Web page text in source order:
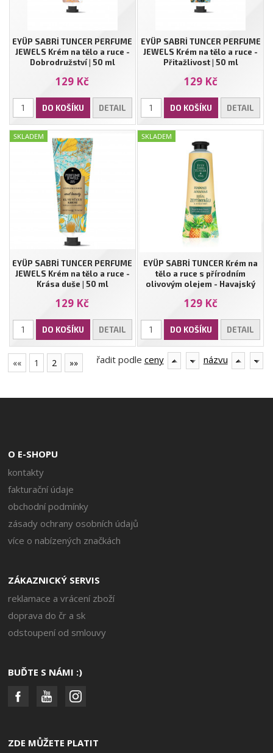
EYÜP SABRİ TUNCER PERFUME
JEWELS Krém na tělo a ruce -
Dobrodružství | 50 ml
129 Kč
DO KOŠÍKU DETAIL
EYÜP SABRİ TUNCER PERFUME
JEWELS Krém na tělo a ruce -
Přitažlivost | 50 ml
129 Kč
DO KOŠÍKU DETAIL
EYÜP SABRİ TUNCER PERFUME
JEWELS Krém na tělo a ruce -
Krása duše | 50 ml
129 Kč
DO KOŠÍKU DETAIL
SKLADEM
EYÜP SABRİ TUNCER Krém na
tělo a ruce s přírodním
olivovým olejem - Havajský
129 Kč
DO KOŠÍKU DETAIL
SKLADEM
«« 1 2 »» řadit podle ceny názvu
O E-SHOPU
kontakty
fakturační údaje
obchodní podmínky
zásady ochrany osobních údajů
více o nabízených značkách
ZÁKAZNICKÝ SERVIS
reklamace a vrácení zboží
doprava do čr a sk
odstoupení od smlouvy
BUĎTE S NÁMI :)
ZDE MŮŽETE PLATIT